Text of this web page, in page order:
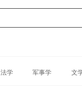
法学 军事学 文